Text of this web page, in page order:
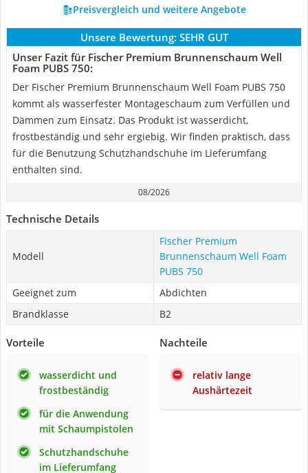
Preisvergleich und weitere Angebote
Unsere Bewertung: SEHR GUT
Unser Fazit für Fischer Premium Brunnenschaum Well
Foam PUBS 750:
Der Fischer Premium Brunnenschaum Well Foam PUBS 750
kommt als wasserfester Montageschaum zum Verfüllen und
Dämmen zum Einsatz. Das Produkt ist wasserdicht,
frostbeständig und sehr ergiebig. Wir finden praktisch, dass
für die Benutzung Schutzhandschuhe im Lieferumfang
enthalten sind.
08/2026
Technische Details
Modell
Fischer Premium
Brunnenschaum Well Foam
PUBS 750
Geeignet zum
Abdichten
Brandklasse
B2
Vorteile
wasserdicht und
frostbeständig
für die Anwendung
mit Schaumpistolen
Schutzhandschuhe
im Lieferumfang
Nachteile
relativ lange
Aushärtezeit